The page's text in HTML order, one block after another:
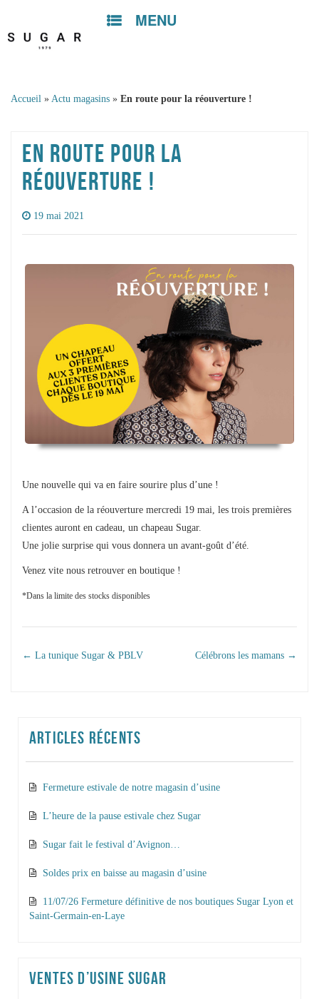
MENU
Skip to
Accueil » Actu magasins » En route pour la réouverture !
EN ROUTE POUR LA
RÉOUVERTURE !
19 mai 2021
Une nouvelle qui va en faire sourire plus d’une !
A l’occasion de la réouverture mercredi 19 mai, les trois premières
clientes auront en cadeau, un chapeau Sugar.
Une jolie surprise qui vous donnera un avant-goût d’été.
Venez vite nous retrouver en boutique !
*Dans la limite des stocks disponibles
NAVIGATION DANS
← La tunique Sugar & PBLV Célébrons les mamans →
ARTICLES RÉCENTS
Fermeture estivale de notre magasin d’usine
L’heure de la pause estivale chez Sugar
Sugar fait le festival d’Avignon…
Soldes prix en baisse au magasin d’usine
11/07/26 Fermeture définitive de nos boutiques Sugar Lyon et
Saint-Germain-en-Laye
VENTES D’USINE SUGAR